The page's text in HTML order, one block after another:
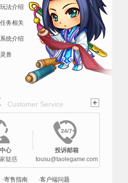
玩法介绍
任务相关
系统介绍
灵兽
Customer Service
心
疑惑
投诉邮箱
tousu@taolegame.com
·寄售指南
·客户端问题